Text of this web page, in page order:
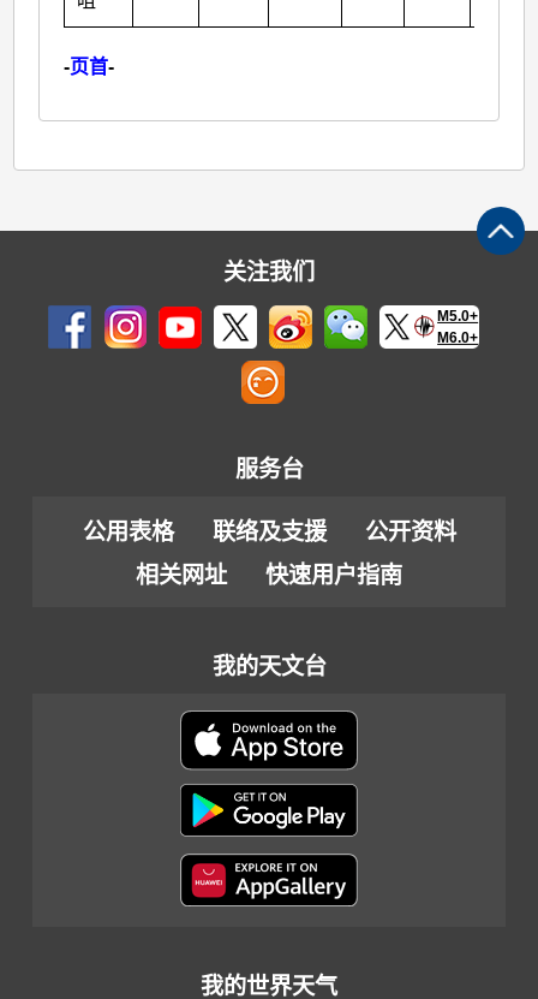
-页首-
关注我们
M5.0+
M6.0+
服务台
公用表格 联络及支援
公开资料
相关网址
快速用户指南
我的天文台
我的世界天气